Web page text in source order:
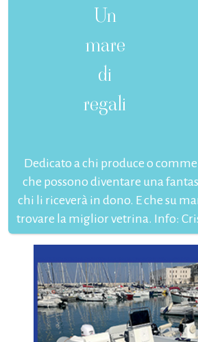
Un
mare
di
regali
Dedicato a chi produce o
che possono diventare una
chi li riceverà in dono. E che su
trovare la miglior vetrina. Info: